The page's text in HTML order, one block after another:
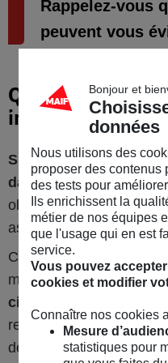
Rappelez-vous
peuvent vous
Quelle
indivision ?
Si vous êtes en
dans le cas d'une SCI
obligatoire de recourir à
assurance.
Cependant, il est
minima,vers une
civile
rencontrer des
des dommages à un
Bonjour et
données
Nous utilisons des
proposer des contenus
des tests pour
Ils enrichissent la
métier de nos équipes
que l'usage qui en est
service.
Vous pouvez
cookies et modifier
Connaître nos cookies
Mesure
statistiques pour